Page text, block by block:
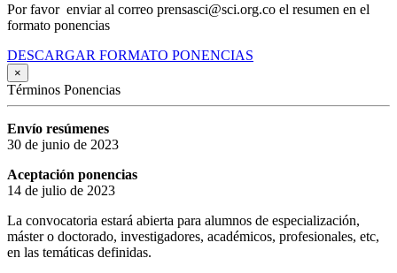
Por favor enviar al correo prensasci@sci.org.co el resumen en el
formato ponencias
DESCARGAR FORMATO PONENCIAS
×
Términos Ponencias
Envío resúmenes
30 de junio de 2023
Aceptación ponencias
14 de julio de 2023
La convocatoria estará abierta para alumnos de especialización,
máster o doctorado, investigadores, académicos, profesionales, etc,
en las temáticas definidas.